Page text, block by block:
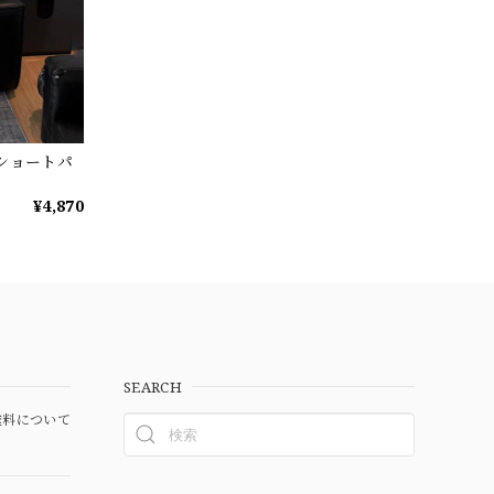
ョートパ
¥4,870
について
SEARCH